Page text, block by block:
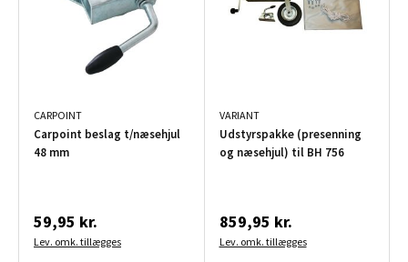
CARPOINT
Carpoint beslag t/næsehjul
48 mm
59,95 kr.
Lev. omk. tillægges
VARIANT
Udstyrspakke (presenning
og næsehjul) til BH 756
859,95 kr.
Lev. omk. tillægges